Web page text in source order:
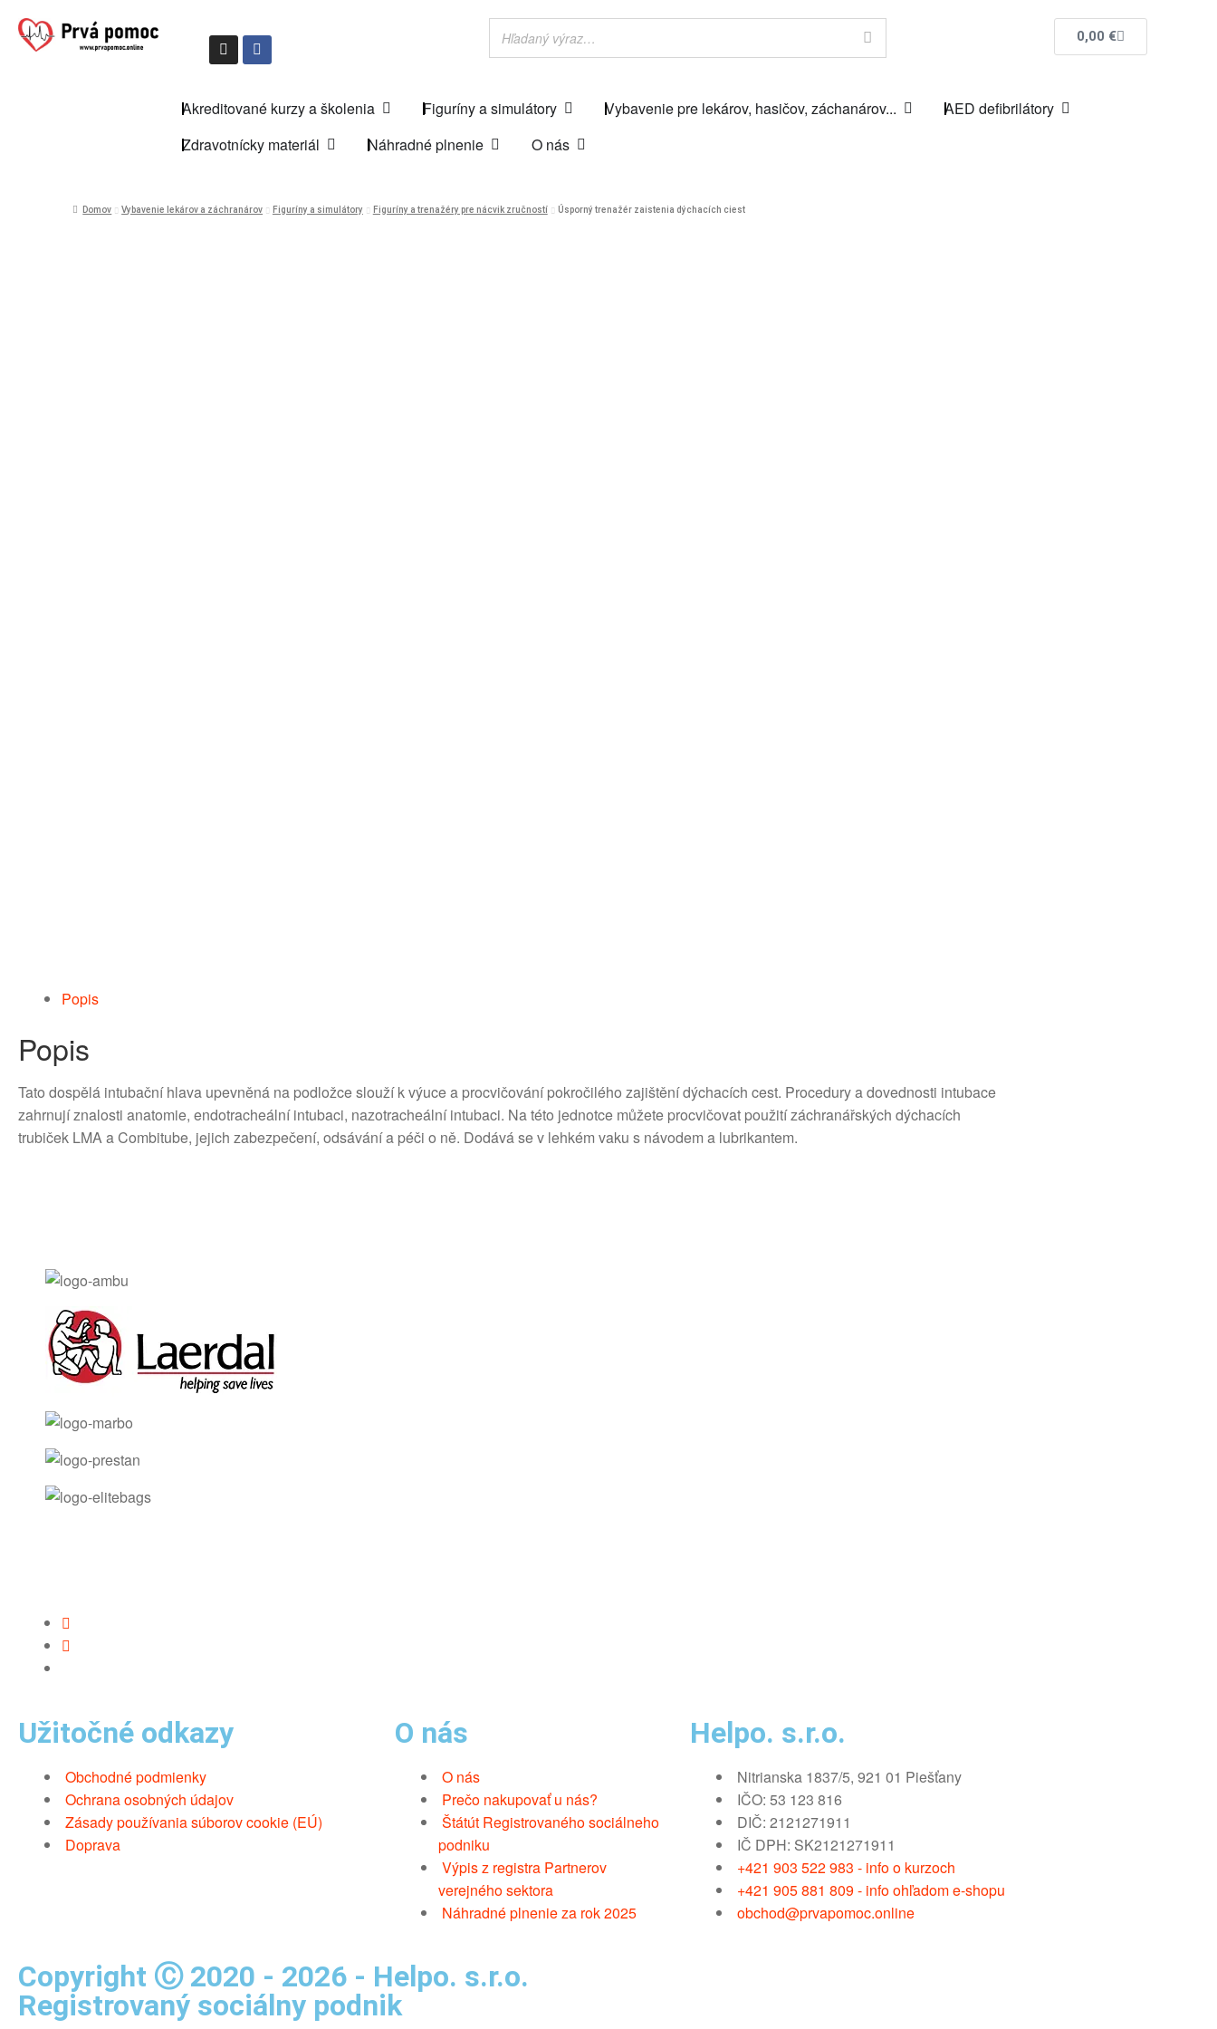
0,00 €
Akreditované kurzy a školenia Figuríny a simulátory Vybavenie pre lekárov, hasičov, záchanárov...
AED defibrilátory
Zdravotnícky materiál
Náhradné plnenie O nás
Domov Vybavenie lekárov a záchranárov Figuríny a simulátory Figuríny a trenažéry pre nácvik zručností Úsporný trenažér zaistenia dýchacích ciest
Popis
Popis
Tato dospělá intubační hlava upevněná na podložce slouží k výuce a procvičování pokročilého zajištění dýchacích cest. Procedury a dovednosti intubace
zahrnují znalosti anatomie, endotracheální intubaci, nazotracheální intubaci. Na této jednotce můžete procvičovat použití záchranářských dýchacích
trubiček LMA a Combitube, jejich zabezpečení, odsávání a péči o ně. Dodává se v lehkém vaku s návodem a lubrikantem.
Užitočné odkazy
Obchodné podmienky
Ochrana osobných údajov
Zásady používania súborov cookie (EÚ)
Doprava
O nás
O nás
Prečo nakupovať u nás?
Štátút Registrovaného sociálneho
podniku
Výpis z registra Partnerov
verejného sektora
Náhradné plnenie za rok 2025
Helpo. s.r.o.
Nitrianska 1837/5, 921 01 Piešťany
IČO: 53 123 816
DIČ: 2121271911
IČ DPH: SK2121271911
+421 903 522 983 - info o kurzoch
+421 905 881 809 - info ohľadom e-shopu
obchod@prvapomoc.online
Copyright Ⓒ 2020 - 2026 - Helpo. s.r.o.
Registrovaný sociálny podnik